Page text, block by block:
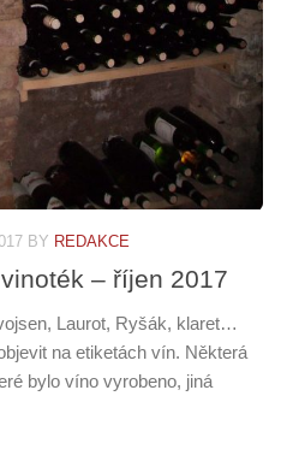
BY REDAKCE
– říjen 2017
Laurot, Ryšák, klaret…
na etiketách vín. Některá
bylo víno vyrobeno, jiná